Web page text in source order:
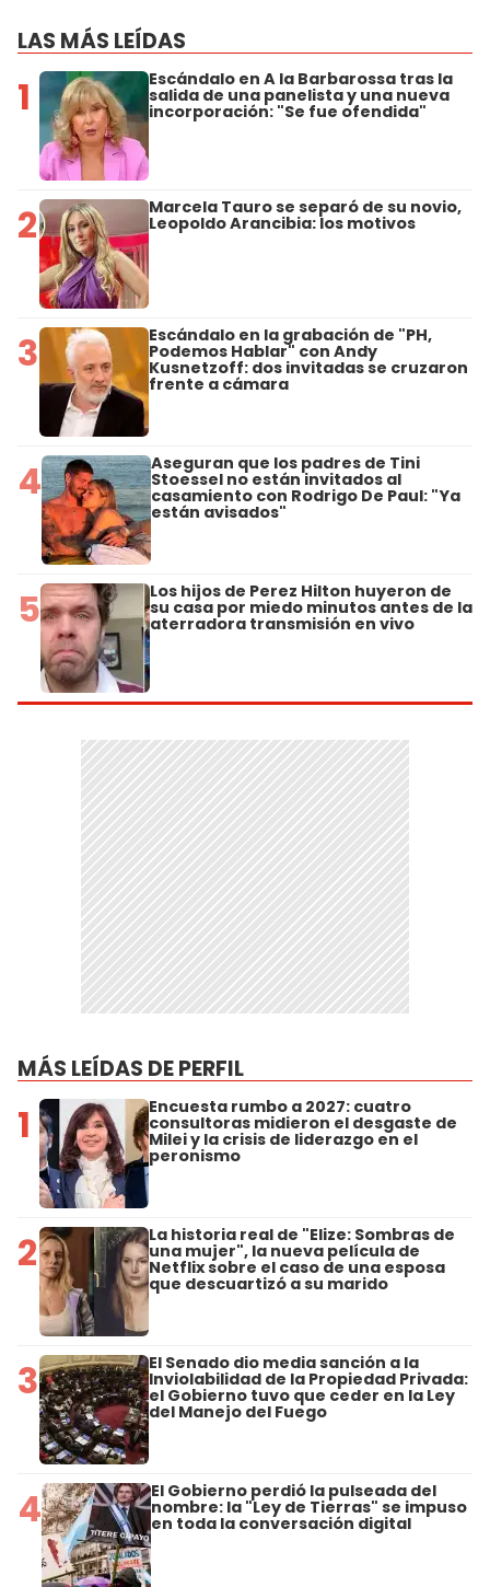
LAS MÁS LEÍDAS
1 Escándalo en A la Barbarossa tras la
salida de una panelista y una nueva
incorporación: "Se fue ofendida"
2 Marcela Tauro se separó de su novio,
Leopoldo Arancibia: los motivos
3 Escándalo en la grabación de "PH,
Podemos Hablar" con Andy
Kusnetzoff: dos invitadas se cruzaron
frente a cámara
4 Aseguran que los padres de Tini
Stoessel no están invitados al
casamiento con Rodrigo De Paul: "Ya
están avisados"
5 Los hijos de Perez Hilton huyeron de
su casa por miedo minutos antes de la
aterradora transmisión en vivo
MÁS LEÍDAS DE PERFIL
1 Encuesta rumbo a 2027: cuatro
consultoras midieron el desgaste de
Milei y la crisis de liderazgo en el
peronismo
2 La historia real de "Elize: Sombras de
una mujer", la nueva película de
Netflix sobre el caso de una esposa
que descuartizó a su marido
3 El Senado dio media sanción a la
Inviolabilidad de la Propiedad Privada:
el Gobierno tuvo que ceder en la Ley
del Manejo del Fuego
4 El Gobierno perdió la pulseada del
nombre: la "Ley de Tierras" se impuso
en toda la conversación digital